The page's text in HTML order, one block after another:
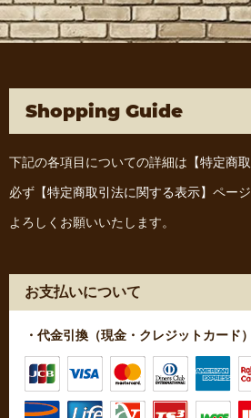
Shopping Guide
下記の各項目についての詳細は 【特定商
必ず 【特定商取引法に関する表示】 ペー
よろしくお願いいたします。
お支払いについて
・代金引換（現金・クレジットカード）